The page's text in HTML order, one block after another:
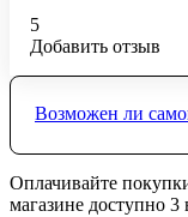
5
Добавить отзыв
Возможен ли
Оплачивайте
магазине доступно 3